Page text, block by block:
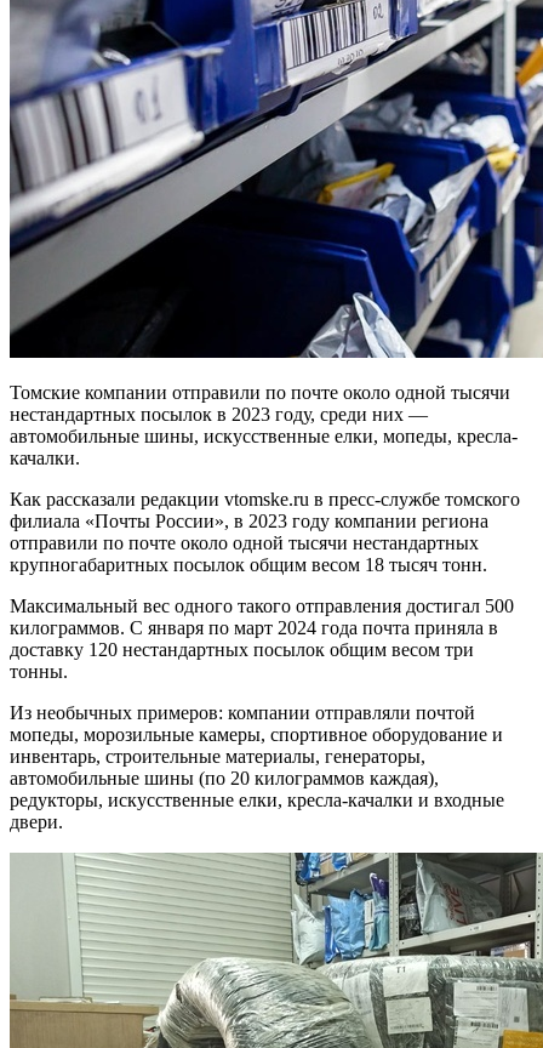
Томские компании отправили по почте около одной тысячи
нестандартных посылок в 2023 году, среди них —
автомобильные шины, искусственные елки, мопеды, кресла-
качалки.
Как рассказали редакции vtomske.ru в пресс-службе томского
филиала «Почты России», в 2023 году компании региона
отправили по почте около одной тысячи нестандартных
крупногабаритных посылок общим весом 18 тысяч тонн.
Максимальный вес одного такого отправления достигал 500
килограммов. С января по март 2024 года почта приняла в
доставку 120 нестандартных посылок общим весом три
тонны.
Из необычных примеров: компании отправляли почтой
мопеды, морозильные камеры, спортивное оборудование и
инвентарь, строительные материалы, генераторы,
автомобильные шины (по 20 килограммов каждая),
редукторы, искусственные елки, кресла-качалки и входные
двери.